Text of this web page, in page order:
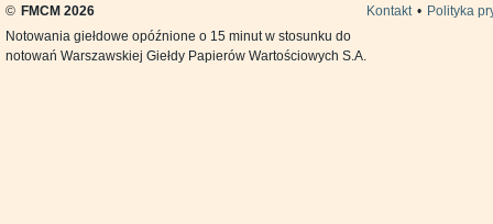
© FMCM 2026 Kontakt • Polityka
Notowania giełdowe opóźnione o 15 minut w stosunku do
notowań Warszawskiej Giełdy Papierów Wartościowych S.A.